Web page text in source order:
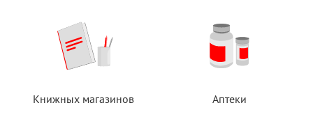
Книжных магазинов Аптеки